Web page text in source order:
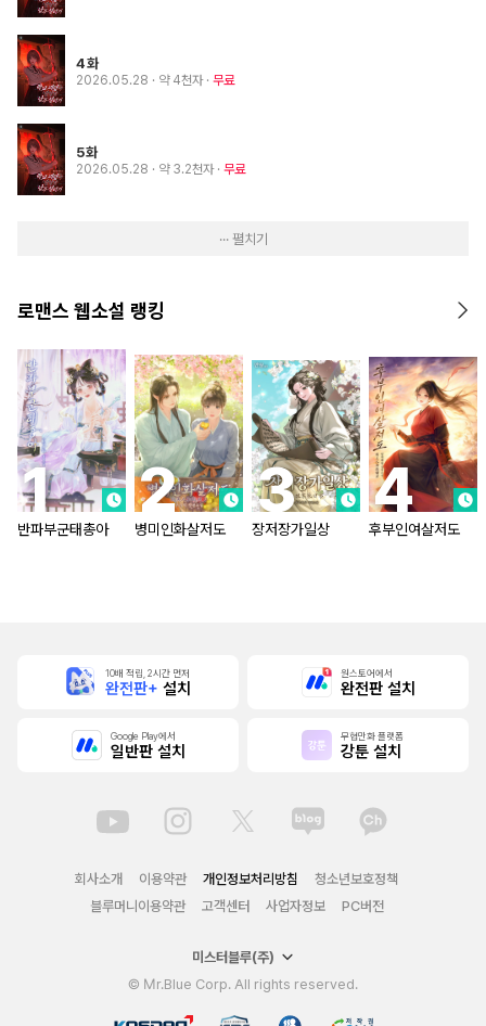
4화
2026.05.28 · 약 4천자 무료
5화
2026.05.28 · 약 3.2천자 무료
··· 펼치기
로맨스 웹소설 랭킹
반파부군태총아 병미인화살저도 장저장가일상 후부인여살저도
10배 적립, 2시간 먼저
완전판+ 설치
원스토어에서
완전판 설치
Google Play에서
일반판 설치
무협만화 플랫폼
강툰 설치
회사소개 이용약관 개인정보처리방침
청소년보호정책
블루머니이용약관
고객센터 사업자정보 PC버전
미스터블루(주)
© Mr.Blue Corp. All rights reserved.